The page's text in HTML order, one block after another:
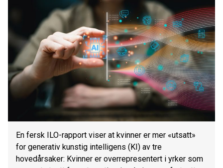
En fersk ILO-rapport viser at kvinner er mer «utsatt»
for generativ kunstig intelligens (KI) av tre
hovedårsaker: Kvinner er overrepresentert i yrker som